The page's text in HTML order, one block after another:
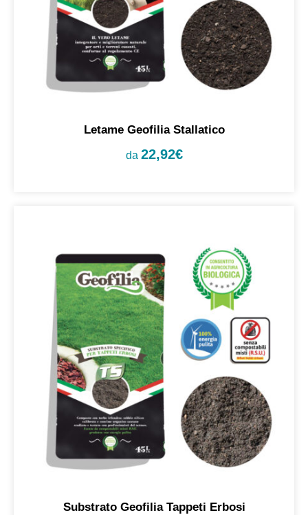
Letame Geofilia Stallatico
da 22,92€
Substrato Geofilia Tappeti Erbosi